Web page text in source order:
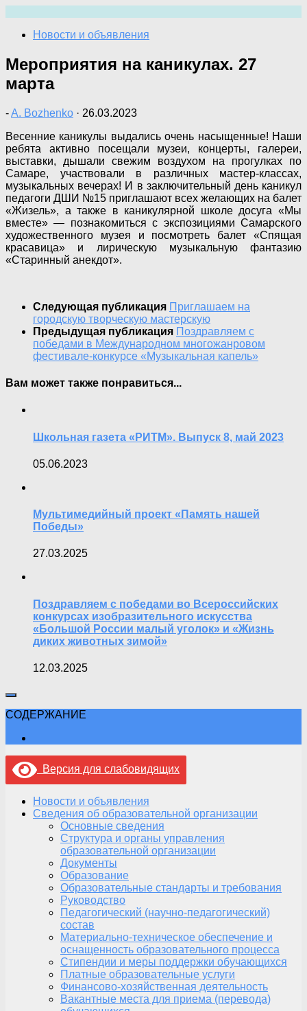
содержимому
Новости и объявления
Мероприятия на каникулах. 27
марта
-A. Bozhenko · 26.03.2023
Весенние каникулы выдались очень насыщенные! Наши
ребята активно посещали музеи, концерты, галереи,
выставки, дышали свежим воздухом на прогулках по
Самаре, участвовали в различных мастер-классах,
музыкальных вечерах! И в заключительный день каникул
педагоги ДШИ №15 приглашают всех желающих на балет
«Жизель», а также в каникулярной школе досуга «Мы
вместе» — познакомиться с экспозициями Самарского
художественного музея и посмотреть балет «Спящая
красавица» и лирическую музыкальную фантазию
«Старинный анекдот».
Следующая публикация Приглашаем на
городскую творческую мастерскую
Предыдущая публикация Поздравляем с
победами в Международном многожанровом
фестивале-конкурсе «Музыкальная капель»
Вам может также понравиться...
Школьная газета «РИТМ». Выпуск 8, май 2023
05.06.2023
Мультимедийный проект «Память нашей
Победы»
27.03.2025
Поздравляем с победами во Всероссийских
конкурсах изобразительного искусства
«Большой России малый уголок» и «Жизнь
диких животных зимой»
12.03.2025
СОДЕРЖАНИЕ
Версия для слабовидящих
Новости и объявления
Сведения об образовательной организации
Основные сведения
Структура и органы управления
образовательной организации
Документы
Образование
Образовательные стандарты и требования
Руководство
Педагогический (научно-педагогический)
состав
Материально-техническое обеспечение и
оснащенность образовательного процесса
Стипендии и меры поддержки обучающихся
Платные образовательные услуги
Финансово-хозяйственная деятельность
Вакантные места для приема (перевода)